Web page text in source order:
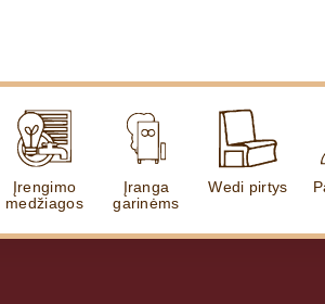
Įrengimo
medžiagos
Įranga
garinėms
Wedi pirtys